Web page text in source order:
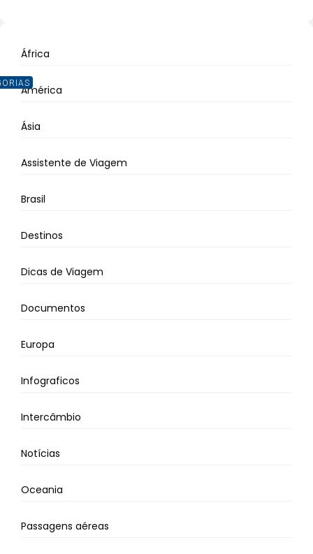
África
América
Ásia
Assistente de Viagem
Brasil
Destinos
Dicas de Viagem
Documentos
Europa
Infograficos
Intercâmbio
Notícias
Oceania
Passagens aéreas